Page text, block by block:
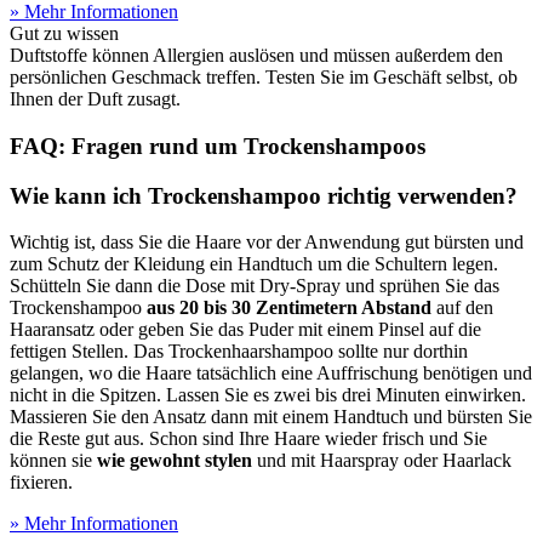
» Mehr Informationen
Gut zu wissen
Duftstoffe können Allergien auslösen und müssen außerdem den
persönlichen Geschmack treffen. Testen Sie im Geschäft selbst, ob
Ihnen der Duft zusagt.
FAQ: Fragen rund um Trockenshampoos
Wie kann ich Trockenshampoo richtig verwenden?
Wichtig ist, dass Sie die Haare vor der Anwendung gut bürsten und
zum Schutz der Kleidung ein Handtuch um die Schultern legen.
Schütteln Sie dann die Dose mit Dry-Spray und sprühen Sie das
Trockenshampoo aus 20 bis 30 Zentimetern Abstand auf den
Haaransatz oder geben Sie das Puder mit einem Pinsel auf die
fettigen Stellen. Das Trockenhaarshampoo sollte nur dorthin
gelangen, wo die Haare tatsächlich eine Auffrischung benötigen und
nicht in die Spitzen. Lassen Sie es zwei bis drei Minuten einwirken.
Massieren Sie den Ansatz dann mit einem Handtuch und bürsten Sie
die Reste gut aus. Schon sind Ihre Haare wieder frisch und Sie
können sie wie gewohnt stylen und mit Haarspray oder Haarlack
fixieren.
» Mehr Informationen